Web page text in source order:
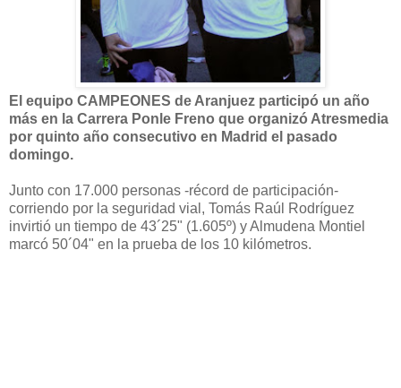
El equipo CAMPEONES de Aranjuez participó un año
más en la Carrera Ponle Freno que organizó Atresmedia
por quinto año consecutivo en Madrid el pasado
domingo.
Junto con 17.000 personas -récord de participación-
corriendo por la seguridad vial, Tomás Raúl Rodríguez
invirtió un tiempo de 43´25" (1.605º) y Almudena Montiel
marcó 50´04" en la prueba de los 10 kilómetros.